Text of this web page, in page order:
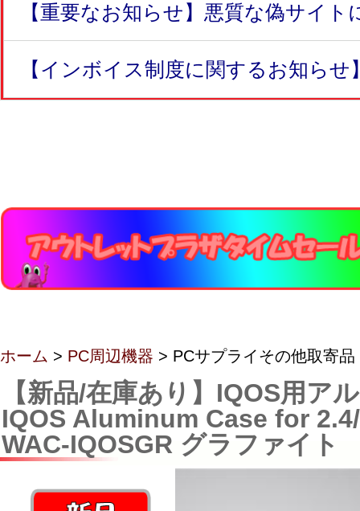
【重要なお知らせ】悪質な偽サイト
【インボイス制度に関するお知らせ
ホーム > PC周辺機器 > PCサプライその他取寄品
【新品/在庫あり】IQOS用ア
IQOS Aluminum Case for
WAC-IQOSGR グラファイト